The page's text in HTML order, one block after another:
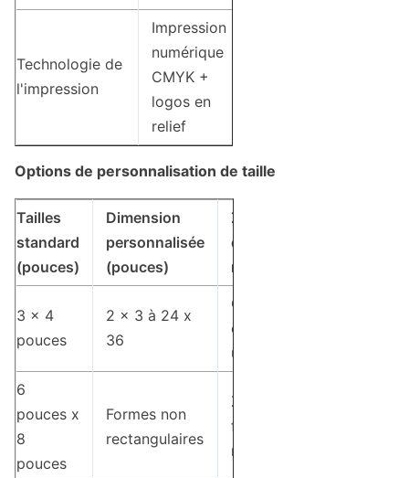
Technologie de
l'impression
Impression
numérique
CMYK +
logos en
relief
Options de personnalisation de taille
Tailles
standard
(pouces)
Dimension
personnalisée
(pouces)
Zone
d'impression
maximale
3 x 4
pouces
2 x 3 à 24 x
36
Corps entier
ou logo
uniquement
6
pouces x
8
pouces
Formes non
rectangulaires
Zones de
finition
mate/brillante